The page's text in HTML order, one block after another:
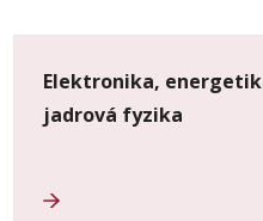
Elektronika,
jadrová fyzika